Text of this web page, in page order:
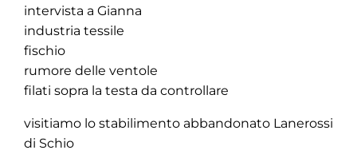
intervista a Gianna
industria tessile
fischio
rumore delle ventole
filati sopra la testa da controllare
visitiamo lo stabilimento abbandonato Lanerossi
di Schio